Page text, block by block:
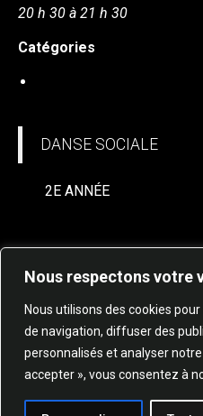
Nous respectons votre
Nous utilisons des cookies
de navigation, diffuser des
personnalisés et analyser
accepter », vous consentez à
20 h 30 à 21 h 30
Catégories
DANSE SOCIALE
2E ANNÉE
© 2025 STUDIO DE